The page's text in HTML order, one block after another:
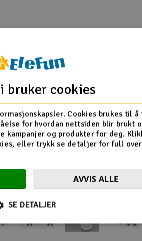
også på
bruker cookies
Cookies brukes til å
for hvordan nettsiden blir brukt
kampanjer og produkter for deg.
eller trykk se detaljer for full
AVVIS ALLE
SE DETALJER